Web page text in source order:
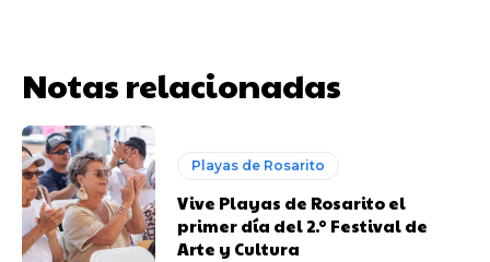
Notas relacionadas
Playas de Rosarito
Vive Playas de Rosarito el
primer día del 2.º Festival de
Arte y Cultura